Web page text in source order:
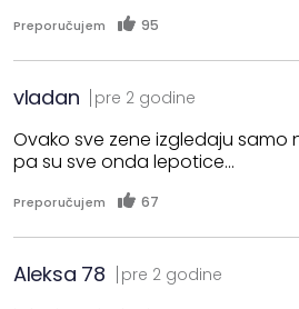
Preporučujem 95
vladan pre 2 godine
Ovako sve zene izgledaju samo
pa su sve onda lepotice...
Preporučujem 67
Aleksa 78 pre 2 godine